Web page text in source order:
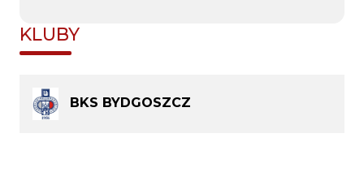
KLUBY
BKS BYDGOSZCZ